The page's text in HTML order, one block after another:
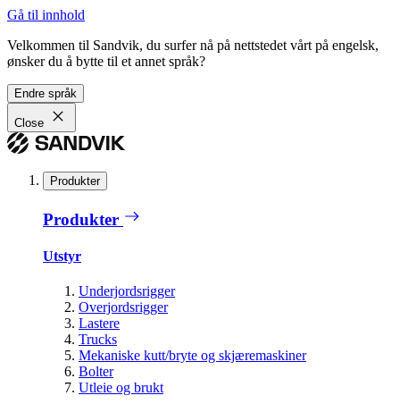
Gå til innhold
Velkommen til Sandvik, du surfer nå på nettstedet vårt på engelsk,
ønsker du å bytte til et annet språk?
Endre språk
Close
Produkter
Produkter
Utstyr
Underjordsrigger
Overjordsrigger
Lastere
Trucks
Mekaniske kutt/bryte og skjæremaskiner
Bolter
Utleie og brukt